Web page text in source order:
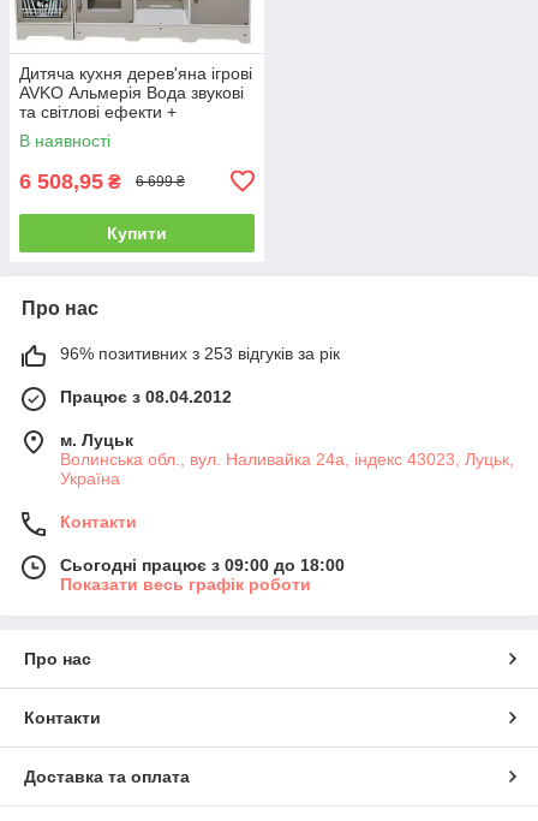
Дитяча кухня дерев'яна ігрові
AVKO Альмерія Вода звукові
та світлові ефекти +
аксесуари
В наявності
6 508,95 ₴ 6 699 ₴
Купити
Про нас
96% позитивних з 253 відгуків за рік
Працює з 08.04.2012
м. Луцьк
Волинська обл., вул. Наливайка 24а, індекс 43023, Луцьк,
Україна
Контакти
Сьогодні працює з 09:00 до 18:00
Показати весь графік роботи
Про нас
Контакти
Доставка та оплата